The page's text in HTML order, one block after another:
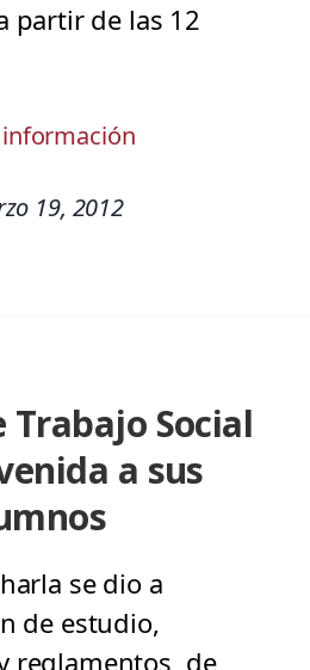
partir de las 12
información
19, 2012
Trabajo Social
a sus
se dio a
de estudio,
reglamentos, de